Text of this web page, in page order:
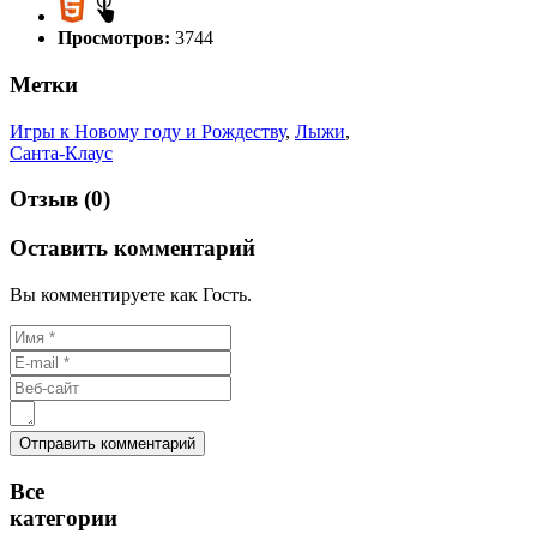
Просмотров: 3744
Метки
Игры к Новому году и Рождеству, Лыжи,
Санта-Клаус
Отзыв (0)
Оставить комментарий
Вы комментируете как Гость.
Все
категории